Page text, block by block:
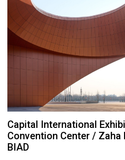
Capital International
Convention Center /
BIAD